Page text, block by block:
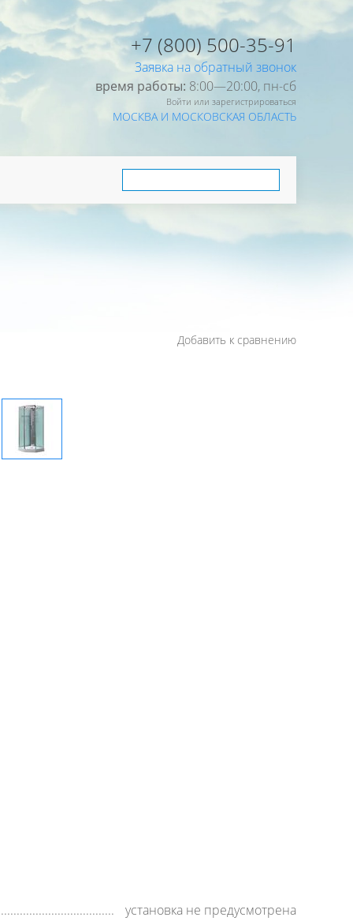
+7 (800) 500-35-91
Заявка на обратный звонок
время работы: 8:00—20:00, пн-cб
Войти или зарегистрироваться
МОСКВА И МОСКОВСКАЯ ОБЛАСТЬ
Добавить к сравнению
установка не предусмотрена